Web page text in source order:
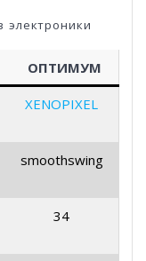
электроники
ОПТИМУМ
XENOPIXEL
smoothswing
34